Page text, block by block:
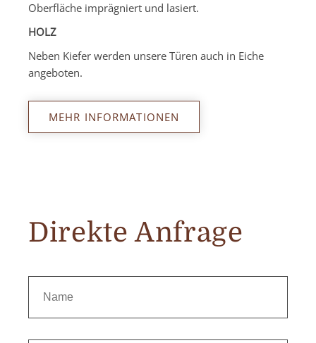
Oberfläche imprägniert und lasiert.
HOLZ
Neben Kiefer werden unsere Türen auch in Eiche
angeboten.
MEHR INFORMATIONEN
Direkte Anfrage